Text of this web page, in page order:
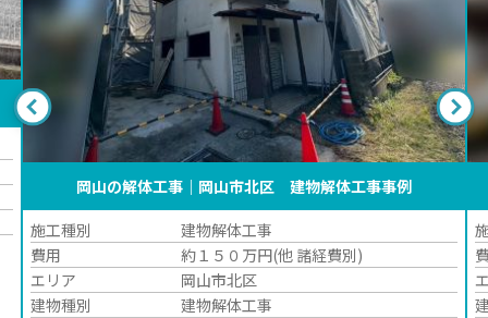
岡山の解体工事｜岡山市北区 建物解体工事事例
施工種別
建物解体工事
費用
約１５０万円(他 諸経費別)
エリア
岡山市北区
建物種別
建物解体工事